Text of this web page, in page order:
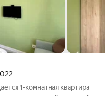
1-комнатная квартира